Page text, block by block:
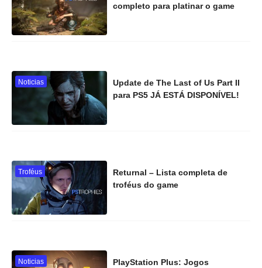
completo para platinar o game
Noticias
Update de The Last of Us Part II
para PS5 JÁ ESTÁ DISPONÍVEL!
Troféus
Returnal – Lista completa de
troféus do game
Noticias
PlayStation Plus: Jogos